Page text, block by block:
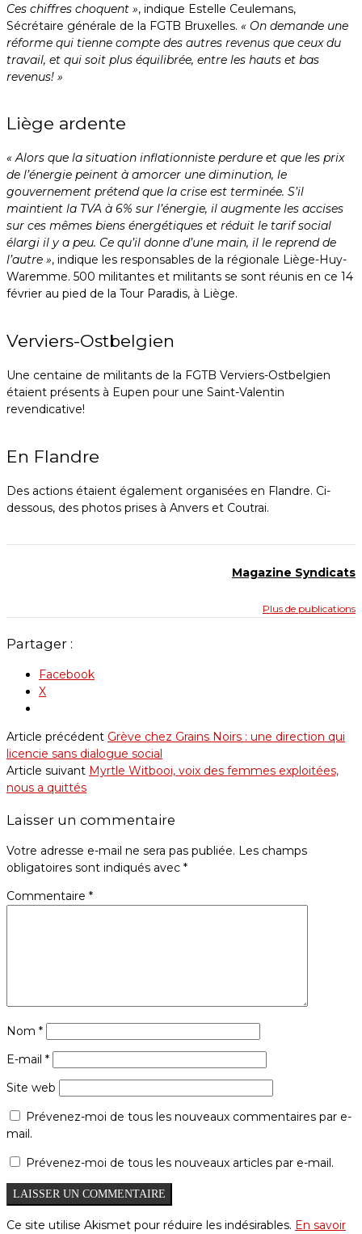
Ces chiffres choquent », indique Estelle Ceulemans,
Sécrétaire générale de la FGTB Bruxelles. « On demande une
réforme qui tienne compte des autres revenus que ceux du
travail, et qui soit plus équilibrée, entre les hauts et bas
revenus! »
Liège ardente
« Alors que la situation inflationniste perdure et que les prix
de l’énergie peinent à amorcer une diminution, le
gouvernement prétend que la crise est terminée. S’il
maintient la TVA à 6% sur l’énergie, il augmente les accises
sur ces mêmes biens énergétiques et réduit le tarif social
élargi il y a peu. Ce qu’il donne d’une main, il le reprend de
l’autre », indique les responsables de la régionale Liège-Huy-
Waremme. 500 militantes et militants se sont réunis en ce 14
février au pied de la Tour Paradis, à Liège.
Verviers-Ostbelgien
Une centaine de militants de la FGTB Verviers-Ostbelgien
étaient présents à Eupen pour une Saint-Valentin
revendicative!
En Flandre
Des actions étaient également organisées en Flandre. Ci-
dessous, des photos prises à Anvers et Coutrai.
Magazine Syndicats
Plus de publications
Partager :
Facebook
X
Article précédent Grève chez Grains Noirs : une direction qui
licencie sans dialogue social
Article suivant Myrtle Witbooi, voix des femmes exploitées,
nous a quittés
Laisser un commentaire
Votre adresse e-mail ne sera pas publiée. Les champs
obligatoires sont indiqués avec *
Commentaire *
Nom *
E-mail *
Site web
Prévenez-moi de tous les nouveaux commentaires par e-
mail.
Prévenez-moi de tous les nouveaux articles par e-mail.
Ce site utilise Akismet pour réduire les indésirables. En savoir